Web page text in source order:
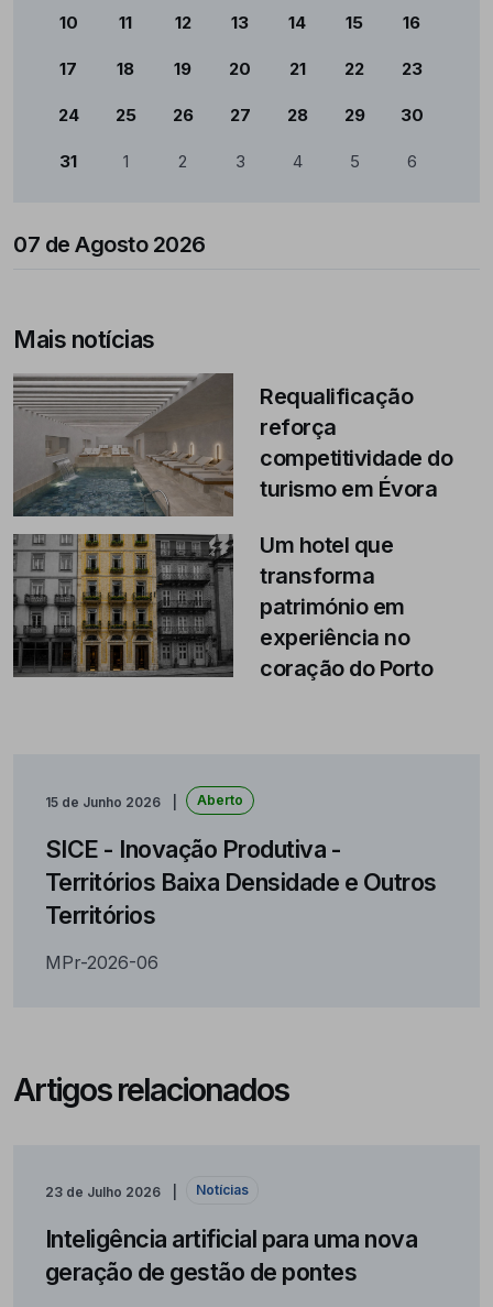
10 11 12 13 14 15 16
17 18 19 20 21 22 23
24 25 26 27 28 29 30
31 1 2 3 4 5 6
07 de Agosto 2026
Mais notícias
Requalificação
reforça
competitividade do
turismo em Évora
Um hotel que
transforma
património em
experiência no
coração do Porto
15 de Junho 2026 Aberto
SICE - Inovação Produtiva -
Territórios Baixa Densidade e Outros
Territórios
MPr-2026-06
Artigos relacionados
23 de Julho 2026 Notícias
Inteligência artificial para uma nova
geração de gestão de pontes